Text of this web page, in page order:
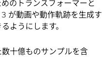
のトランスフォーマーと
が動画や動作軌跡を生成す
ようにします。
十億ものサンプルを含